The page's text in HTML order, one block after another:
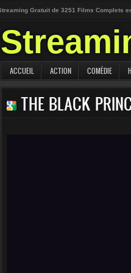
Gratuit de 3251 Films Complets
ACCUEIL ACTION COMÉDIE
THE BLACK